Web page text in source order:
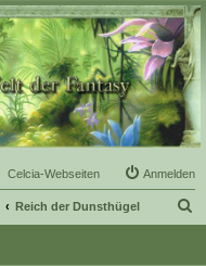
Celcia-Webseiten Anmelden
Reich der Dunsthügel